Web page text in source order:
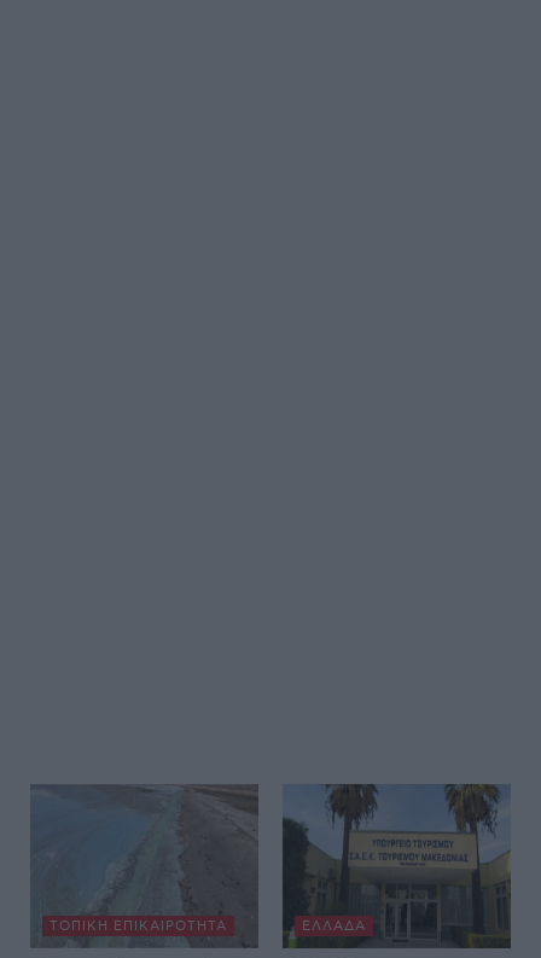
ΤΟΠΙΚΉ ΕΠΙΚΑΙΡΌΤΗΤΑ ΕΛΛΆΔΑ